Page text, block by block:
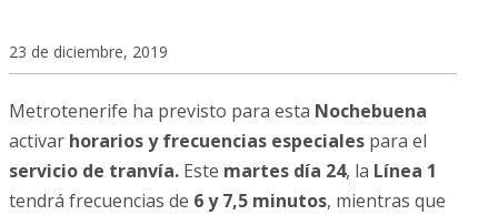
23 de diciembre, 2019
Metrotenerife ha previsto para esta Nochebuena
activar horarios y frecuencias especiales para el
servicio de tranvía. Este martes día 24, la Línea 1
tendrá frecuencias de 6 y 7,5 minutos, mientras que